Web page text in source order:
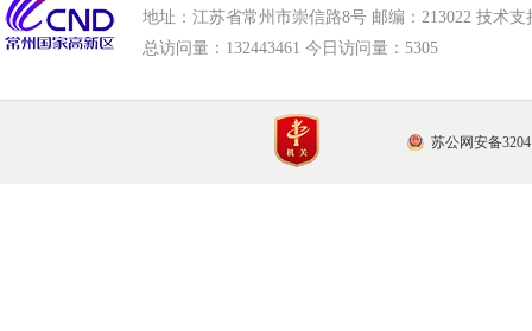
地址：江苏省常州市崇信路8号 邮编：213022 技术支
总访问量： 132443461 今日访问量： 5305
苏公网安备